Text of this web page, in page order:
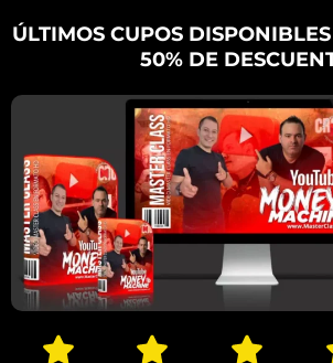
ÚLTIMOS CUPOS
50% DE